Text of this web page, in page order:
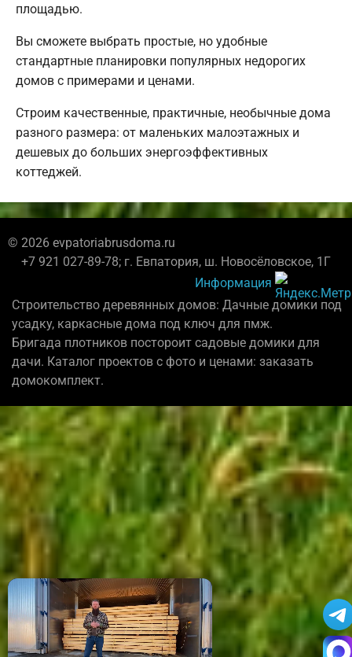
площадью.
Вы сможете выбрать простые, но удобные
стандартные планировки популярных недорогих
домов с примерами и ценами.
Строим качественные, практичные, необычные дома
разного размера: от маленьких малоэтажных и
дешевых до больших энергоэффективных
коттеджей.
© 2026 evpatoriabrusdoma.ru
+7 921 027-89-78; г. Евпатория, ш. Новосёловское, 1Г
Информация
Строительство деревянных домов: Дачные домики под
усадку, каркасные дома под ключ для пмж.
Бригада плотников постороит садовые домики для
дачи. Каталог проектов с фото и ценами: заказать
домокомплект.